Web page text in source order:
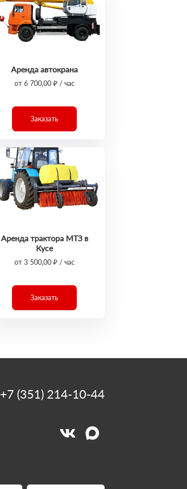
Аренда автокрана
от 6 700,00 ₽ / час
Заказать
Аренда трактора МТЗ в
Кусе
от 3 500,00 ₽ / час
Заказать
+7 (351) 214-10-44